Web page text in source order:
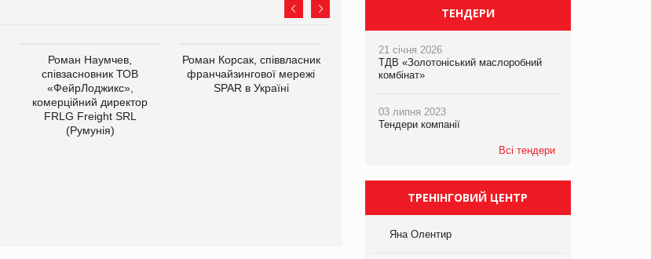
Роман Наумчев,
співзасновник ТОВ
«ФейрЛоджикс»,
комерційний директор
FRLG Freight SRL
(Румунія)
Роман Корсак, співвласник
франчайзингової мережі
SPAR в Україні
Олексій Логачов-Михайлов
Файно маркет Директор
Яна Сараніна, директор
ТЕНДЕРИ
21 січня 2026
ТДВ «Золотоніський маслоробний
комбінат»
03 липня 2023
Тендери компанії
Всі тендери
ТРЕНІНГОВИЙ ЦЕНТР
Яна Олентир